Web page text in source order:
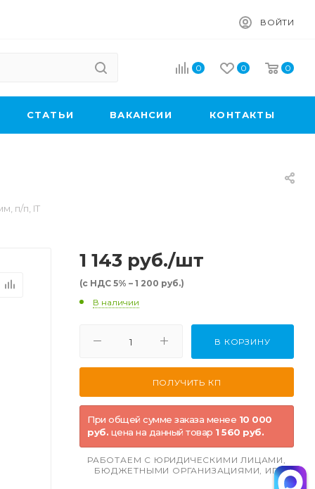
ВОЙТИ
0 0 0
CТАТЬИ ВАКАНСИИ КОНТАКТЫ
п/п, IT
1 143 руб./шт
(с НДС 5% – 1 200 руб.)
В наличии
В КОРЗИНУ
При общей сумме заказа менее 10 000
руб. цена на данный товар 1 560 руб.
РАБОТАЕМ С ЮРИДИЧЕСКИМИ ЛИЦАМИ,
БЮДЖЕТНЫМИ ОРГАНИЗАЦИЯМИ, ИП